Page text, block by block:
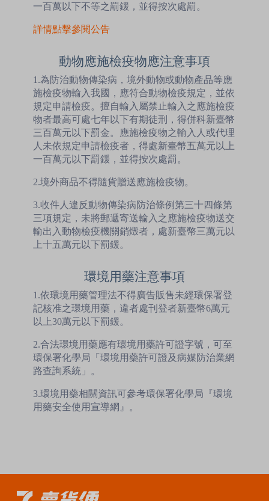
一百萬以下不等之罰鍰，並得按次處罰。
詳情點擊參閱公告
動物應施檢疫物應注意事項
1.為防治動物傳染病，境外動物或動物產品等應
施檢疫物輸入我國，應符合動物檢疫規定，並依
規定申請檢疫。擅自輸入屬禁止輸入之應施檢疫
物者最高可處七年以下有期徒刑，得併科新臺幣
三百萬元以下罰金。應施檢疫物之輸入人或代理
人未依規定申請檢疫者，得處新臺幣五萬元以上
一百萬元以下罰鍰，並得按次處罰。
2.境外商品不得隨貨贈送應施檢疫物。
3.收件人違反動物傳染病防治條例第三十四條第
三項規定，未將郵遞寄送輸入之應施檢疫物送交
輸出入動物檢疫機關銷燬者，處新臺幣三萬元以
上十五萬元以下罰鍰。
環境用藥注意事項
1.依環境用藥管理法不得廣告販售未經環保署登
記核准之環境用藥，違者處刊登者新臺幣6萬元
以上30萬元以下罰鍰。
2.合法環境用藥應有環境用藥許可證字號，可至
環保署化學局「環境用藥許可證及病媒防治業網
路查詢系統」。
3.環境用藥相關資訊可參考環保署化學局『環境
用藥安全使用宣導網』。